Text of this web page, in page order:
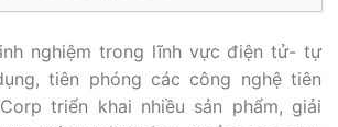
nghiệm trong lĩnh vực điện tử- tự
tiên phóng các công nghệ tiên
triển khai nhiều sản phẩm, giải